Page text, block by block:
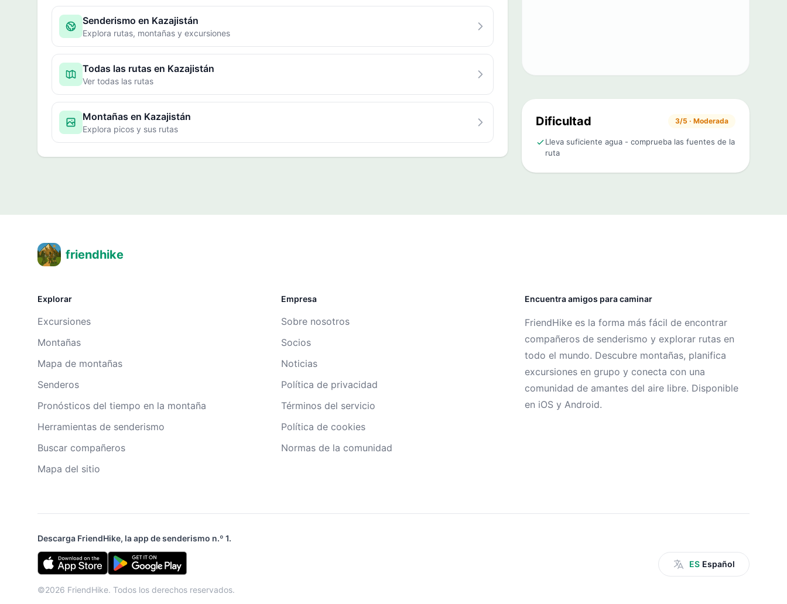
Senderismo en Kazajistán
Explora rutas, montañas y excursiones
Todas las rutas en Kazajistán
Ver todas las rutas
Montañas en Kazajistán
Explora picos y sus rutas
Dificultad 3/5 · Moderada
Lleva suficiente agua - comprueba las fuentes de la
ruta
friendhike
Explorar
Excursiones
Montañas
Mapa de montañas
Senderos
Pronósticos del tiempo en la montaña
Herramientas de senderismo
Buscar compañeros
Mapa del sitio
Empresa
Sobre nosotros
Socios
Noticias
Política de privacidad
Términos del servicio
Política de cookies
Normas de la comunidad
Encuentra amigos para caminar
FriendHike es la forma más fácil de encontrar
compañeros de senderismo y explorar rutas en
todo el mundo. Descubre montañas, planifica
excursiones en grupo y conecta con una
comunidad de amantes del aire libre. Disponible
en iOS y Android.
Descarga FriendHike, la app de senderismo n.º 1.
©2026 FriendHike. Todos los derechos reservados.
ES Español